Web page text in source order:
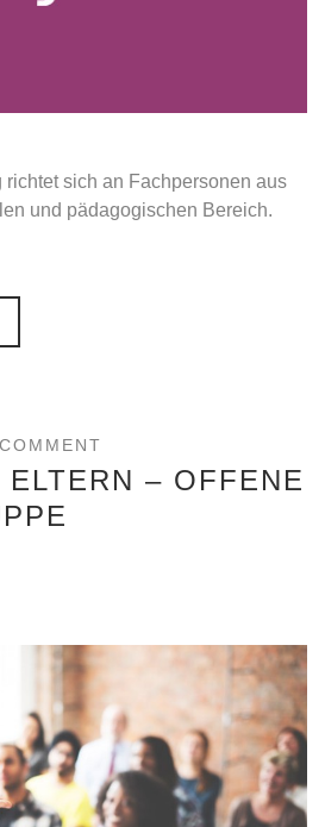
richtet sich an Fachpersonen aus
und pädagogischen Bereich.
– OFFENE